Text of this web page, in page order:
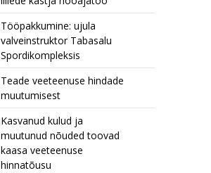
Tööpakkumine: ujula
valveinstruktor Tabasalu
Spordikompleksis
Teade veeteenuse hindade
muutumisest
Kasvanud kulud ja
muutunud nõuded toovad
kaasa veeteenuse
hinnatõusu